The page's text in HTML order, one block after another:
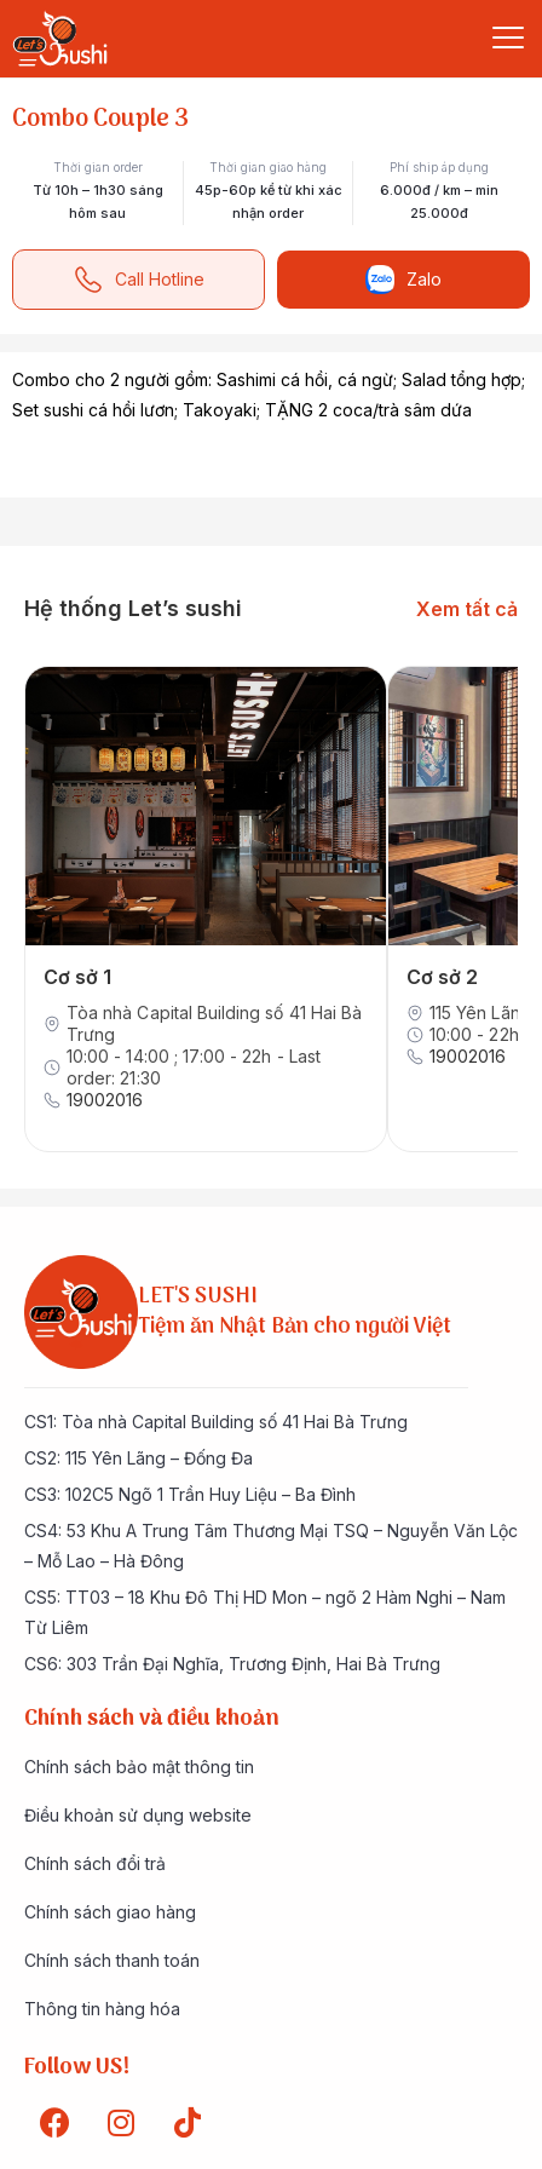
Combo Couple 3
Thời gian order
Từ 10h – 1h30 sáng
hôm sau
Thời gian giao hàng
45p-60p kể từ khi xác
nhận order
Phí ship áp dụng
6.000đ / km – min
25.000đ
Call Hotline Zalo
Combo cho 2 người gồm: Sashimi cá hồi, cá ngừ; Salad tổng hợp;
Set sushi cá hồi lươn; Takoyaki; TẶNG 2 coca/trà sâm dứa
Hệ thống Let’s sushi Xem tất cả
Cơ sở 1
Tòa nhà Capital Building số 41 Hai Bà
Trưng
10:00 - 14:00 ; 17:00 - 22h - Last
order: 21:30
19002016
Cơ sở 2
115 Yên
10:00 - 22h -
19002016
LET'S SUSHI
Tiệm ăn Nhật Bản cho người Việt
CS1: Tòa nhà Capital Building số 41 Hai Bà Trưng
CS2: 115 Yên Lãng – Đống Đa
CS3: 102C5 Ngõ 1 Trần Huy Liệu – Ba Đình
CS4: 53 Khu A Trung Tâm Thương Mại TSQ – Nguyễn Văn Lộc
– Mỗ Lao – Hà Đông
CS5: TT03 – 18 Khu Đô Thị HD Mon – ngõ 2 Hàm Nghi – Nam
Từ Liêm
CS6: 303 Trần Đại Nghĩa, Trương Định, Hai Bà Trưng
Chính sách và điều khoản
Chính sách bảo mật thông tin
Điều khoản sử dụng website
Chính sách đổi trả
Chính sách giao hàng
Chính sách thanh toán
Thông tin hàng hóa
Follow US!